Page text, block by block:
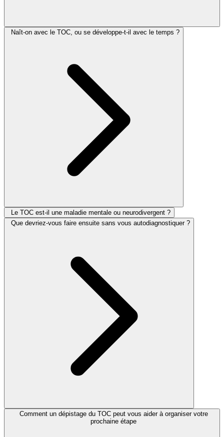
Naît-on avec le TOC, ou se développe-t-il avec le temps ?
Le TOC est-il une maladie mentale ou neurodivergent ?
Que devriez-vous faire ensuite sans vous autodiagnostiquer ?
Comment un dépistage du TOC peut vous aider à organiser votre
prochaine étape